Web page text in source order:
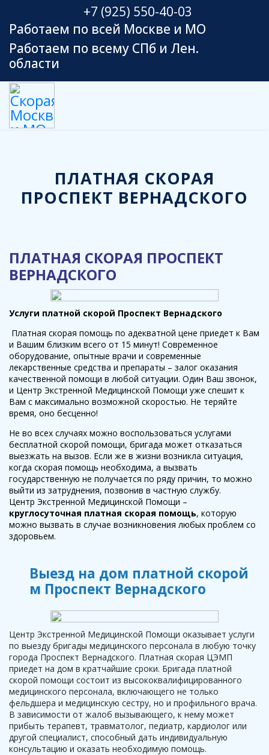
+7 (925) 550-40-03
Работаем по всей Москве и МО
Работаем по всему СПб и Лен.
области
ПЛАТНАЯ СКОРАЯ
ПРОСПЕКТ ВЕРНАДСКОГО
ПЛАТНАЯ СКОРАЯ ПРОСПЕКТ
ВЕРНАДСКОГО
Услуги платной скорой Проспект Вернадского
Платная скорая помощь по адекватной цене приедет к Вам
и Вашим близким всего от 15 минут! Современное
оборудование, опытные врачи и современные
лекарственные средства и препараты – залог оказания
качественной помощи в любой ситуации. Один Ваш звонок,
и Центр Экстренной Медицинской Помощи уже спешит к
Вам с максимально возможной скоростью. Не теряйте
время, оно бесценно!
Не во всех случаях можно воспользоваться услугами
бесплатной скорой помощи, бригада может отказаться
выезжать на вызов. Если же в жизни возникла ситуация,
когда скорая помощь необходима, а вызвать
государственную не получается по ряду причин, то можно
выйти из затруднения, позвонив в частную службу.
Центр Экстренной Медицинской Помощи –
круглосуточная платная скорая помощь, которую
можно вызвать в случае возникновения любых проблем со
здоровьем.
Выезд на дом платной скорой
м Проспект Вернадского
Центр Экстренной Медицинской Помощи оказывает услуги
по выезду бригады медицинского персонала в любую точку
города Проспект Вернадского. Платная скорая ЦЭМП
приедет на дом в кратчайшие сроки. Бригада платной
скорой помощи состоит из высококвалифицированного
медицинского персонала, включающего не только
фельдшера и медицинскую сестру, но и профильного врача.
В зависимости от жалоб вызывающего, к нему может
прибыть терапевт, травматолог, педиатр, кардиолог или
другой специалист, способный дать индивидуальную
консультацию и оказать необходимую помощь.